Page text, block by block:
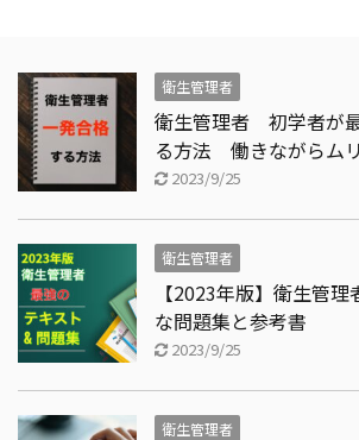
衛生管理者
衛生管理者 初学者が
る方法 働きながらム
2023/9/25
衛生管理者
【2023年版】衛生管
な問題集と参考書
2023/9/25
衛生管理者